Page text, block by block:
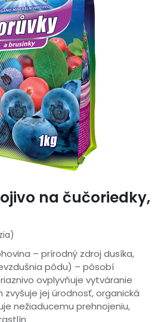
na čučoriedky,
– prírodný zdroj dusíka,
pôdu) – pôsobí
ovplyvňuje vytváranie
jej úrodnosť, organická
nežiaducemu prehnojeniu,